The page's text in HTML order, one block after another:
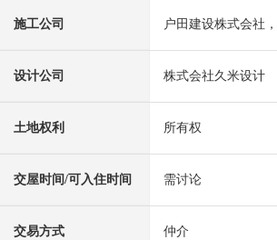
施工公司 户田建设株式会社
设计公司 株式会社久米设计
土地权利 所有权
交屋时间/可入住时间 需讨论
交易方式 仲介